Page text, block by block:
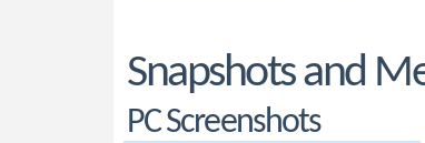
Snapshots and
PC Screenshots